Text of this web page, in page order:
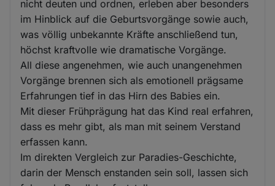
nicht deuten und ordnen, erleben aber besonders
im Hinblick auf die Geburtsvorgänge sowie auch,
was völlig unbekannte Kräfte anschließend tun,
höchst kraftvolle wie dramatische Vorgänge.
All diese angenehmen, wie auch unangenehmen
Vorgänge brennen sich als emotionell prägsame
Erfahrungen tief in das Hirn des Babies ein.
Mit dieser Frühprägung hat das Kind real erfahren,
dass es mehr gibt, als man mit seinem Verstand
erfassen kann.
Im direkten Vergleich zur Paradies-Geschichte,
darin der Mensch enstanden sein soll, lassen sich